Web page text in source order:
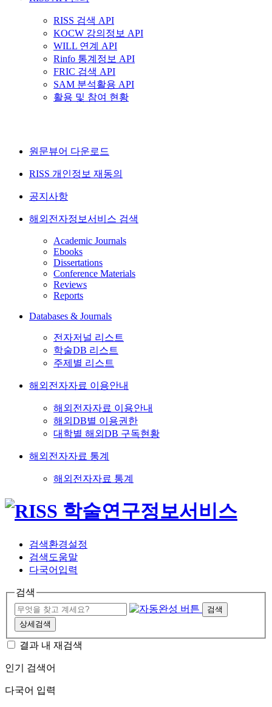
RISS 검색 API
KOCW 강의정보 API
WILL 연계 API
Rinfo 통계정보 API
FRIC 검색 API
SAM 분석활용 API
활용 및 참여 현황
원문뷰어 다운로드
RISS 개인정보 재동의
공지사항
해외전자정보서비스 검색
Academic Journals
Ebooks
Dissertations
Conference Materials
Reviews
Reports
Databases & Journals
전자저널 리스트
학술DB 리스트
주제별 리스트
해외전자자료 이용안내
해외전자자료 이용안내
해외DB별 이용권한
대학별 해외DB 구독현황
해외전자자료 통계
해외전자자료 통계
검색환경설정
검색도움말
다국어입력
검색
검색
상세검색
결과 내 재검색
인기 검색어
다국어 입력